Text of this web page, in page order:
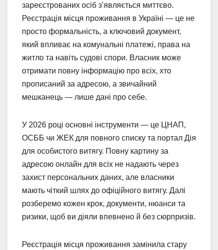
зареєстрованих осіб з’являється миттєво.
Реєстрація місця проживання в Україні — це не
просто формальність, а ключовий документ,
який впливає на комунальні платежі, права на
житло та навіть судові спори. Власник може
отримати повну інформацію про всіх, хто
прописаний за адресою, а звичайний
мешканець — лише дані про себе.
У 2026 році основні інструменти — це ЦНАП,
ОСББ чи ЖЕК для повного списку та портал Дія
для особистого витягу. Повну картину за
адресою онлайн для всіх не надають через
захист персональних даних, але власники
мають чіткий шлях до офіційного витягу. Далі
розберемо кожен крок, документи, нюанси та
ризики, щоб ви діяли впевнено й без сюрпризів.
Реєстрація місця проживання замінила стару